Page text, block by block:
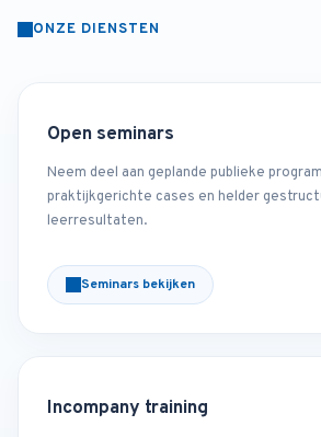
ONZE DIENSTEN
Open seminars
Neem deel aan geplande publieke
praktijkgerichte cases en helder
leerresultaten.
Seminars bekijken
Incompany training